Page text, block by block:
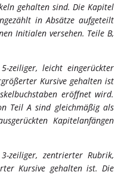
gehalten sind. Die Kapitel
in Absätze aufgeteilt
Initialen versehen. Teile B,
zeiliger, leicht eingerückter
Kursive gehalten ist
eröffnet wird.
Teil A sind gleichmäßig als
Kapitelanfängen
zeiliger, zentrierter Rubrik,
Kursive gehalten ist. Die